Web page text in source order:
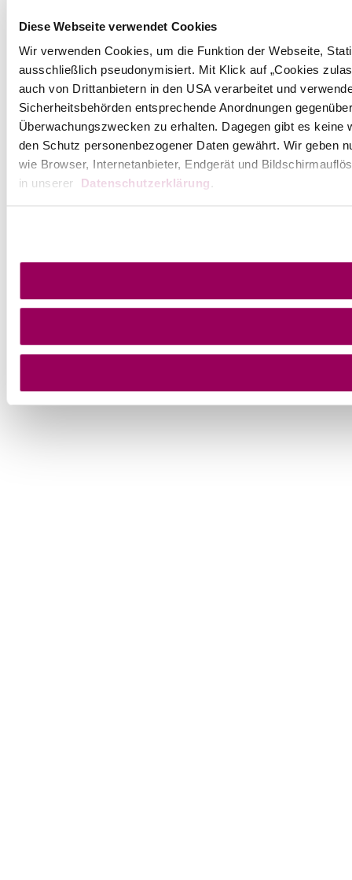
Diese Webseite verwendet Cookies
Wir verwenden Cookies, um die Funktion der Webseite,
ausschließlich pseudonymisiert. Mit Klick auf „Cookies
auch von Drittanbietern in den USA verarbeitet und
Sicherheitsbehörden entsprechende Anordnungen
Überwachungszwecken zu erhalten. Dagegen gibt es
den Schutz personenbezogener Daten gewährt. Wir geben
wie Browser, Internetanbieter, Endgerät und
in unserer
Datenschutzerklärung .